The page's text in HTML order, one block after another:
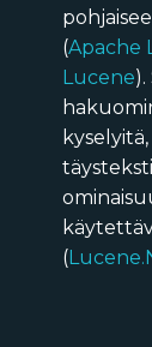
(Apache
Lucene
(